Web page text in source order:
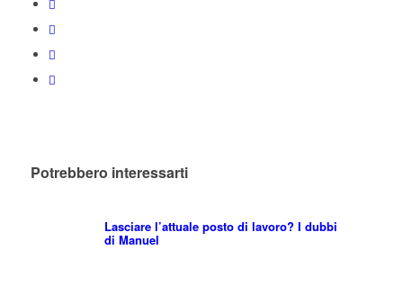
Potrebbero interessarti
Lasciare l’attuale posto di lavoro? I dubbi
di Manuel